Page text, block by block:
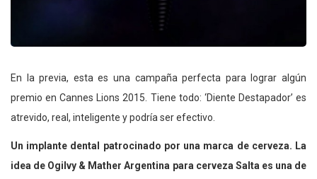
En la previa, esta es una campaña perfecta para lograr algún
premio en Cannes Lions 2015. Tiene todo: ‘Diente Destapador’ es
atrevido, real, inteligente y podría ser efectivo.
Un implante dental patrocinado por una marca de cerveza. La
idea de Ogilvy & Mather Argentina para cerveza Salta es una de